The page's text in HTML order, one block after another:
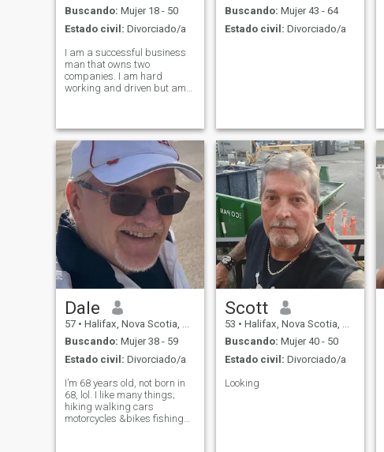
Buscando: Mujer 18 - 50
Estado civil: Divorciado/a
I am a successful business
man that owns two
companies. I am hard
working and driven but am
Buscando: Mujer 43 - 64
Estado civil: Divorciado/a
Dale
57 • Halifax, Nova Scotia, Canadá
Buscando: Mujer 38 - 59
Estado civil: Divorciado/a
I’m 68 years old, not born in
68, lol. I like many things;
hiking walking cars
motorcycles &bikes fishing
Scott
53 • Halifax, Nova Scotia, Canadá
Buscando: Mujer 40 - 50
Estado civil: Divorciado/a
Looking